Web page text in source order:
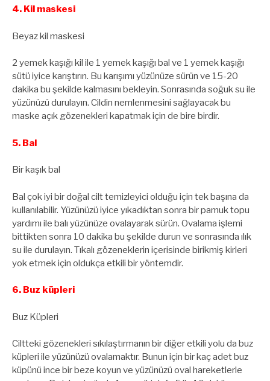
4. Kil maskesi
Beyaz kil maskesi
2 yemek kaşığı kil ile 1 yemek kaşığı bal ve 1 yemek kaşığı
sütü iyice karıştırın. Bu karışımı yüzünüze sürün ve 15-20
dakika bu şekilde kalmasını bekleyin. Sonrasında soğuk su ile
yüzünüzü durulayın. Cildin nemlenmesini sağlayacak bu
maske açık gözenekleri kapatmak için de bire birdir.
5. Bal
Bir kaşık bal
Bal çok iyi bir doğal cilt temizleyici olduğu için tek başına da
kullanılabilir. Yüzünüzü iyice yıkadıktan sonra bir pamuk topu
yardımı ile balı yüzünüze ovalayarak sürün. Ovalama işlemi
bittikten sonra 10 dakika bu şekilde durun ve sonrasında ılık
su ile durulayın. Tıkalı gözeneklerin içerisinde birikmiş kirleri
yok etmek için oldukça etkili bir yöntemdir.
6. Buz küpleri
Buz Küpleri
Ciltteki gözenekleri sıkılaştırmanın bir diğer etkili yolu da buz
küpleri ile yüzünüzü ovalamaktır. Bunun için bir kaç adet buz
küpünü ince bir beze koyun ve yüzünüzü oval hareketlerle